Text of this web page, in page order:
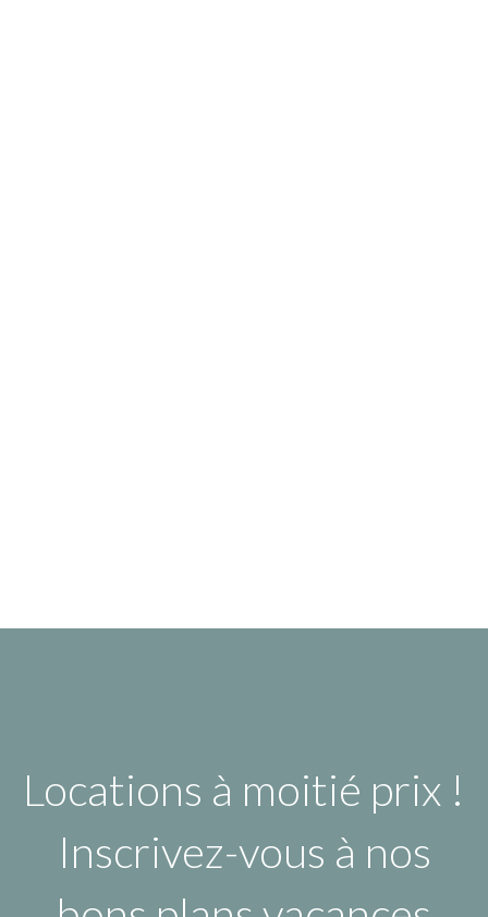
Locations à moitié prix !
Inscrivez-vous à nos